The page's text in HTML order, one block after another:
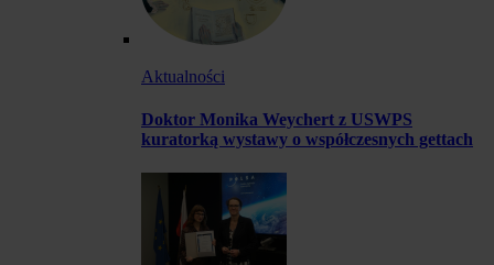
Aktualności
Doktor Monika Weychert z USWPS
kuratorką wystawy o współczesnych gettach